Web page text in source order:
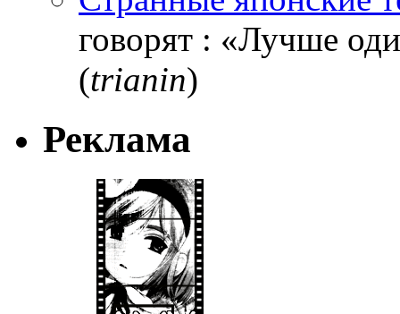
говорят : «Лучше
(trianin)
Реклама